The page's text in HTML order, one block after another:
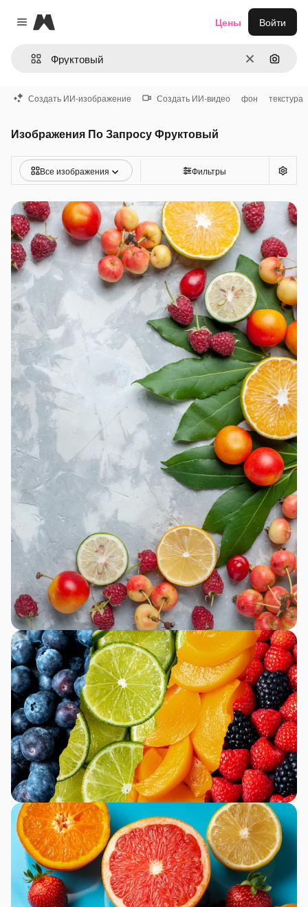
Close menu
Magnific
ОчиститьПоиск
Цены Войти
Создать ИИ-изображение Создать ИИ-видео фон текстура
Изображения По Запросу Фруктовый
Все изображения Фильтры